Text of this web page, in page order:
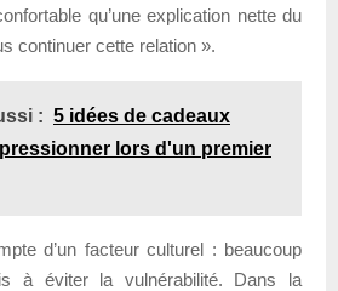
qu’une explication nette du
continuer cette relation ».
: 5 idées de cadeaux
lors d'un premier
d’un facteur culturel : beaucoup
à éviter la vulnérabilité. Dans la